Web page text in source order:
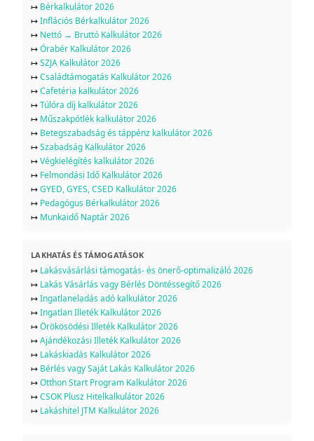
↦ Bérkalkulátor 2026
↦Inflációs Bérkalkulátor 2026
↦ Nettó → Bruttó Kalkulátor 2026
↦Órabér Kalkulátor 2026
↦SZJA Kalkulátor 2026
↦Családtámogatás Kalkulátor 2026
↦Cafetéria kalkulátor 2026
↦Túlóra díj kalkulátor 2026
↦ Műszakpótlék kalkulátor 2026
↦ Betegszabadság és táppénz kalkulátor 2026
↦Szabadság Kalkulátor 2026
↦Végkielégítés kalkulátor 2026
↦ Felmondási Idő Kalkulátor 2026
↦GYED, GYES, CSED Kalkulátor 2026
↦ Pedagógus Bérkalkulátor 2026
↦ Munkaidő Naptár 2026
LAKHATÁS ÉS TÁMOGATÁSOK
↦ Lakásvásárlási támogatás- és önerő-optimalizáló 2026
↦ Lakás Vásárlás vagy Bérlés Döntéssegítő 2026
↦Ingatlaneladás adó kalkulátor 2026
↦Ingatlan Illeték Kalkulátor 2026
↦Örökösödési Illeték Kalkulátor 2026
↦Ajándékozási Illeték Kalkulátor 2026
↦ Lakáskiadás Kalkulátor 2026
↦ Bérlés vagy Saját Lakás Kalkulátor 2026
↦Otthon Start Program Kalkulátor 2026
↦CSOK Plusz Hitelkalkulátor 2026
↦ Lakáshitel JTM Kalkulátor 2026